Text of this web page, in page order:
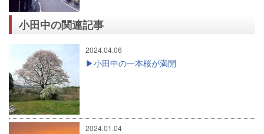
小田中の関連記事
2024.04.06
小田中の一本桜が満開
2024.01.04